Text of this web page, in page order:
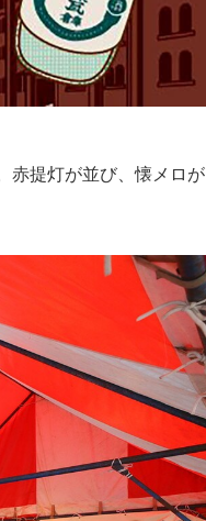
赤提灯が並び、懐メロが